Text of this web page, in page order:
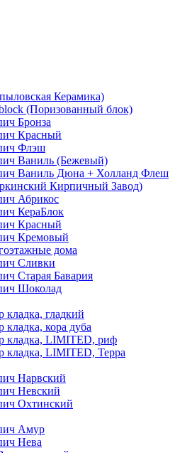
Керамика)
(Поризованный блок)
Бронза
Красный
Флэш
Ваниль (Бежевый)
Ваниль Дюна + Холланд Флеш
Кирпичный Завод)
Абрикос
КераБлок
Красный
Кремовый
дома
Сливки
Старая Бавария
Шоколад
кладка, гладкий
кладка, кора дуба
кладка, LIMITED, риф
кладка, LIMITED, Терра
Нарвский
Невский
Охтинский
Амур
Нева